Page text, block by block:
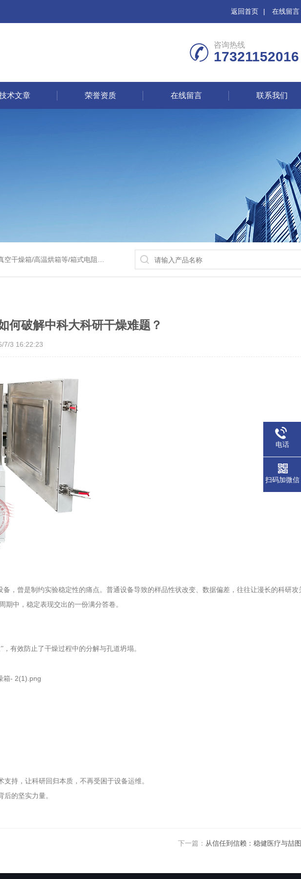
返回首页 | 在线留言
咨询热线
17321152016
术文章 荣誉资质 在线留言 联系我们
管式炉/气氛炉/试验箱/摇床/振荡器/水槽/水浴锅等
何破解中科大科研干燥难题？
7/3 16:22:23
，曾是制约实验稳定性的痛点。普通设备导致的样品性状改变、数据偏差，往往让漫长的科研攻
中，稳定表现交出的一份满分答卷。
有效防止了干燥过程中的分解与孔道坍塌。
持，让科研回归本质，不再受困于设备运维。
的坚实力量。
下一篇： 从信任到信赖：稳健医疗与喆
电话
扫码加微信